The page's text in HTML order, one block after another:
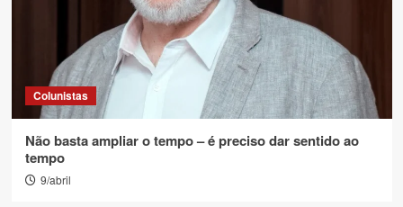
Colunistas
Não basta ampliar o tempo – é preciso dar sentido ao
tempo
9/abril